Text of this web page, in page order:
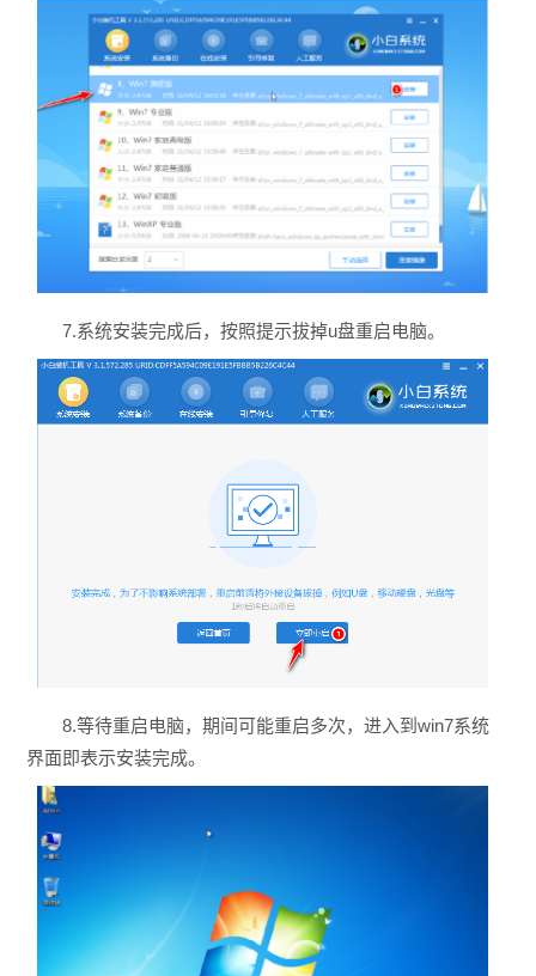
7.系统安装完成后，按照提示拔掉u盘重启电脑。
8.等待重启电脑，期间可能重启多次，进入到win7系统
界面即表示安装完成。